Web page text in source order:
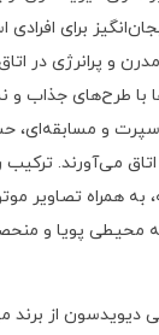
برای
و پرانرژی در
با طرح‌های جذاب و
و
می‌آورند.
به همراه تصاویر
محیطی پویا و
دیویدسون از برند